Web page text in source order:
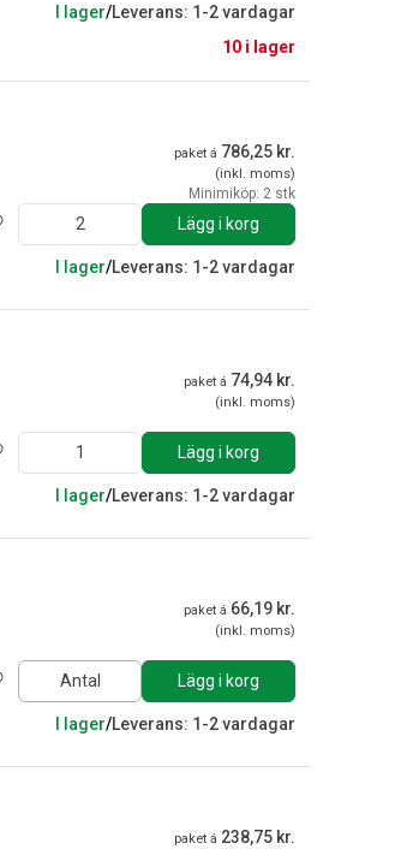
I lager/Leverans: 1-2 vardagar
10 i lager
paket á 786,25 kr.
(inkl. moms)
Minimiköp: 2 stk
Lägg i korg
I lager/Leverans: 1-2 vardagar
paket á 74,94 kr.
(inkl. moms)
Lägg i korg
I lager/Leverans: 1-2 vardagar
paket á 66,19 kr.
(inkl. moms)
Antal Lägg i korg
I lager/Leverans: 1-2 vardagar
paket á 238,75 kr.